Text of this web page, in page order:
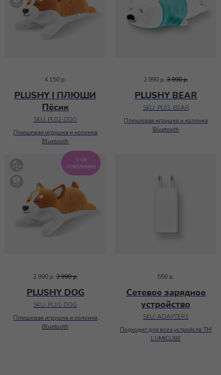
4 150 р.
PLUSHY | ПЛЮШИ
Пёсик
SKU: PL02-DOG
Плюшевая игрушка и колонка
Bluetooth
2 990 р. 3 990р.
PLUSHY BEAR
SKU: PL01-BEAR
Плюшевая игрушка и колонка
Bluetooth
1-ое
поколение
2 990 р. 3 990р.
PLUSHY DOG
SKU: PL01-DOG
Плюшевая игрушка и колонка
Bluetooth
550 р.
Сетевое зарядное
устройство
SKU: ADAPTER1
Подходит для всех устройств ТМ
LUMICUBE